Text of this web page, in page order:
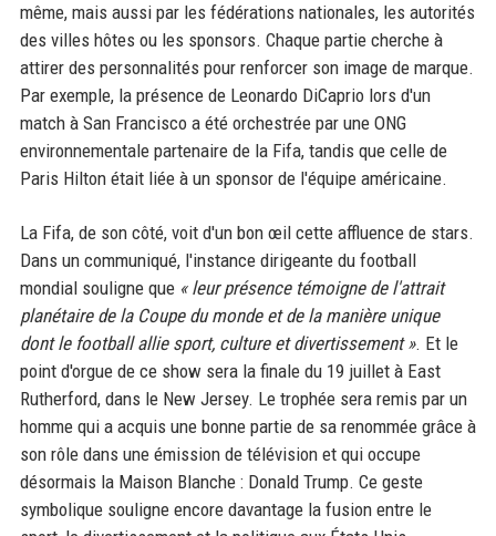
même, mais aussi par les fédérations nationales, les autorités
des villes hôtes ou les sponsors. Chaque partie cherche à
attirer des personnalités pour renforcer son image de marque.
Par exemple, la présence de Leonardo DiCaprio lors d'un
match à San Francisco a été orchestrée par une ONG
environnementale partenaire de la Fifa, tandis que celle de
Paris Hilton était liée à un sponsor de l'équipe américaine.
La Fifa, de son côté, voit d'un bon œil cette affluence de stars.
Dans un communiqué, l'instance dirigeante du football
mondial souligne que « leur présence témoigne de l'attrait
planétaire de la Coupe du monde et de la manière unique
dont le football allie sport, culture et divertissement ». Et le
point d'orgue de ce show sera la finale du 19 juillet à East
Rutherford, dans le New Jersey. Le trophée sera remis par un
homme qui a acquis une bonne partie de sa renommée grâce à
son rôle dans une émission de télévision et qui occupe
désormais la Maison Blanche : Donald Trump. Ce geste
symbolique souligne encore davantage la fusion entre le